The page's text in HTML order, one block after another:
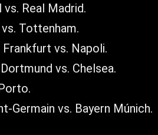
Real Madrid.
Tottenham.
vs. Napoli.
vs. Chelsea.
Germain vs. Bayern Múnich.